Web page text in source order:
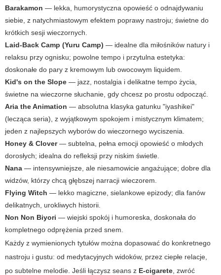
Barakamon — lekka, humorystyczna opowieść o odnajdywaniu
siebie, z natychmiastowym efektem poprawy nastroju; świetne do
krótkich sesji wieczornych.
Laid-Back Camp (Yuru Camp) — idealne dla miłośników natury i
relaksu przy ognisku; powolne tempo i przytulna estetyka:
doskonałe do pary z kremowym lub owocowym liquidem.
Kid's on the Slope — jazz, nostalgia i delikatne tempo życia,
świetne na wieczorne słuchanie, gdy chcesz po prostu odpocząć.
Aria the Animation — absolutna klasyka gatunku "iyashikei"
(lecząca seria), z wyjątkowym spokojem i mistycznym klimatem;
jeden z najlepszych wyborów do wieczornego wyciszenia.
Honey & Clover— subtelna, pełna emocji opowieść o młodych
dorosłych; idealna do refleksji przy niskim świetle.
Nana — intensywniejsze, ale niesamowicie angażujące; dobre dla
widzów, którzy chcą głębszej narracji wieczorem.
Flying Witch — lekko magiczne, sielankowe epizody; dla fanów
delikatnych, urokliwych historii.
Non Non Biyori — wiejski spokój i humoreska, doskonała do
kompletnego odprężenia przed snem.
Każdy z wymienionych tytułów można dopasować do konkretnego
nastroju i gustu: od medytacyjnych widoków, przez ciepłe relacje,
po subtelne melodie. Jeśli łączysz seans z E-cigarete , zwróć